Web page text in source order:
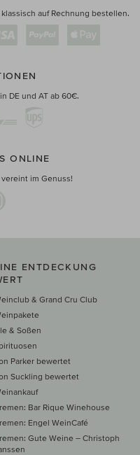
auf Rechnung bestellen.
DE und AT ab 60€.
ONLINE
im Genuss!
ENTDECKUNG
& Grand Cru Club
& Soßen
Parker bewertet
Suckling bewertet
Bar Rique Winehouse
Engel WeinCafé
Gute Weine – Christoph